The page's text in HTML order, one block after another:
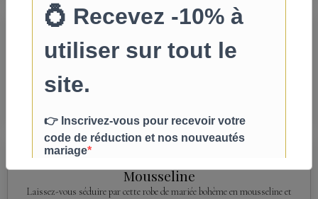
3/4 – Helen Fontaine
Robe de Mariée Bohème en Dentelle et
Mousseline
Laissez-vous séduire par cette robe de mariée bohème en mousseline et